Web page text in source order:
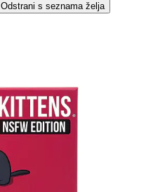
Odstrani s seznama želja